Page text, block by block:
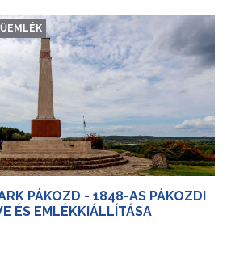
PÁKOZD - 1848-AS PÁKOZDI
ÉS EMLÉKKIÁLLÍTÁSA